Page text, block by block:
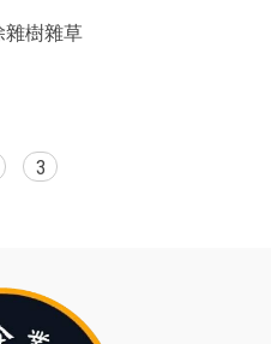
雜樹雜草
3